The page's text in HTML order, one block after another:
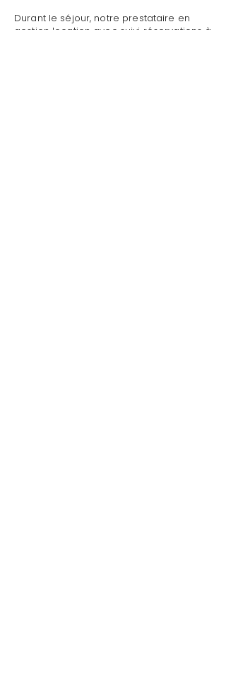
Durant le séjour, notre prestataire en
gestion location avec suivi réservations à